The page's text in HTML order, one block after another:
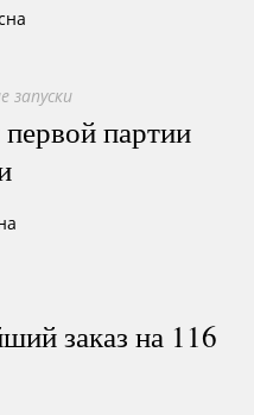
запуски
партии
заказ на 116